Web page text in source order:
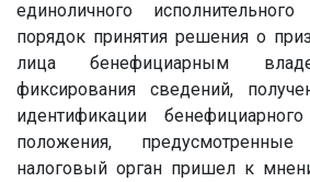
единоличного
порядок принятия решения о
лица бенефициарным
фиксирования сведений,
идентификации
положения,
налоговый орган пришел к